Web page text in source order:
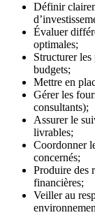
Définir
Évaluer
optimales;
Structurer les
budgets;
Mettre en
Gérer les
consultants);
Assurer le
livrables;
Coordonner
concernés;
Produire des
financières;
Veiller au